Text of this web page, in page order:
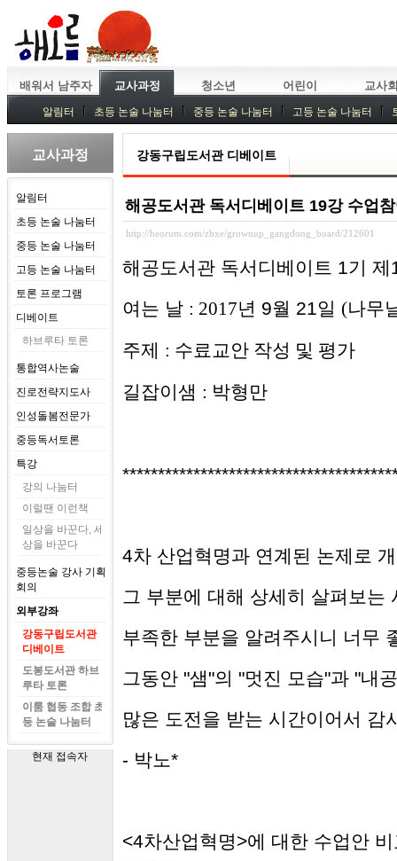
배워서 남주자 교사과정 청소년 어린이 교사
알림터 초등 논술 나눔터 중등 논술 나눔터 고등 논술 나눔터
중등독서토론
특강 중등논술 강사 기획회의 외부강좌
교사과정
알림터
초등 논술 나눔터
중등 논술 나눔터
고등 논술 나눔터
토론 프로그램
디베이트
하브루타 토론
통합역사논술
진로전략지도사
인성돌봄전문가
중등독서토론
특강
강의 나눔터
이럴땐 이런책
일상을 바꾼다, 세
상을 바꾼다
중등논술 강사 기획
회의
외부강좌
강동구립도서관
디베이트
도봉도서관 하브
루타 토론
이룸 협동 조합 초
등 논술 나눔터
현재 접속자
강동구립도서관 디베이트
해공도서관 독서디베이트 19강 수업
http://heorum.com/zbxe/grownup_gangdong_board/212601
해공도서관 독서디베이트 1기 제
여는 날 : 2017년 9월 21일 (나무
주제 : 수료교안 작성 및 평가
길잡이샘 : 박형만
4차 산업혁명과 연계된 논제로
그 부분에 대해 상세히 살펴보는
부족한 부분을 알려주시니 너무
그동안 "샘"의 "멋진 모습"과 "내
많은 도전을 받는 시간이어서 감
- 박노*
<4차산업혁명>에 대한 수업안